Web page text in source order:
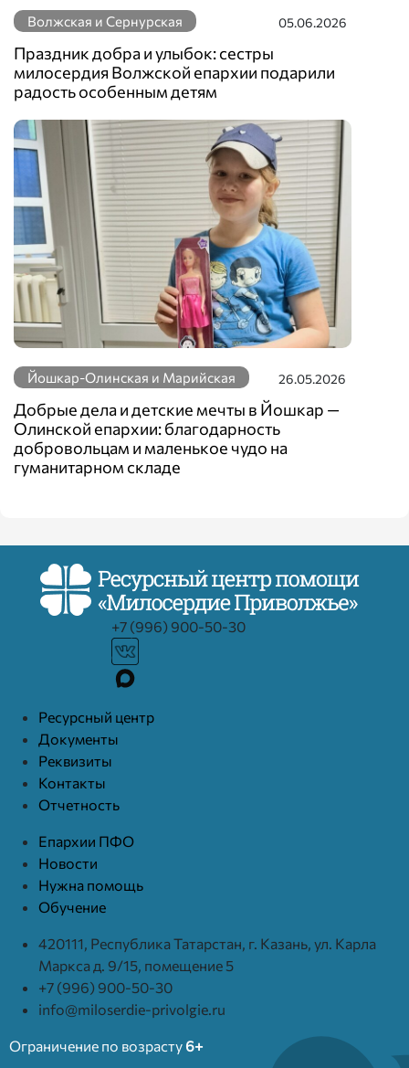
Волжская и Сернурская 05.06.2026
Праздник добра и улыбок: сестры
милосердия Волжской епархии подарили
радость особенным детям
Йошкар-Олинская и Марийская 26.05.2026
Добрые дела и детские мечты в Йошкар —
Олинской епархии: благодарность
добровольцам и маленькое чудо на
гуманитарном складе
+7 (996) 900-50-30
Ресурcный центр
Документы
Реквизиты
Контакты
Отчетность
Епархии ПФО
Новости
Нужна помощь
Обучение
420111, Республика Татарстан, г. Казань, ул. Карла
Маркса д. 9/15, помещение 5
+7 (996) 900-50-30
info@miloserdie-privolgie.ru
Ограничение по возрасту 6+